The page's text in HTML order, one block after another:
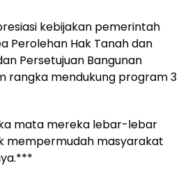
kebijakan pemerintah
Perolehan Hak Tanah dan
Persetujuan Bangunan
rangka mendukung program 3
mata mereka lebar-lebar
mempermudah masyarakat